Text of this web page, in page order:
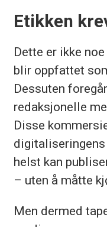
Etikken
Dette er ikke
blir oppfattet
Dessuten
redaksjonelle
Disse
helst kan
– uten å måtte
Men dermed